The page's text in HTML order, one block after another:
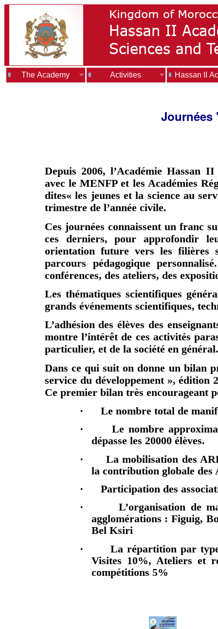
The Academy Activities Hassan II
Journées
Depuis 2006, l’Académie Hassan
avec le MENFP et les Académies
dites« les jeunes et la science au
trimestre de l’année civile.
Ces journées connaissent un franc
ces derniers, pour approfondir
orientation future vers les filières
parcours pédagogique
conférences, des ateliers, des
Les thématiques scientifiques
grands événements scientifiques,
L’adhésion des élèves des
montre l’intérêt de ces activités
particulier, et de la société en
Dans ce qui suit on donne un bilan
service du développement », édition
Ce premier bilan très encourageant
·
Le nombre total de
·
Le nombre
dépasse les 20000 élèves.
·
La mobilisation des
la contribution globale des
·
Participation des
·
L’organisation de
agglomérations : Figuig,
Bel Ksiri
·
La répartition par
Visites 10%, Ateliers et
compétitions 5%